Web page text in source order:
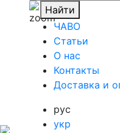
Найти
ЧАВО
Cтатьи
O нас
Контакты
Доставка и
рус
укр